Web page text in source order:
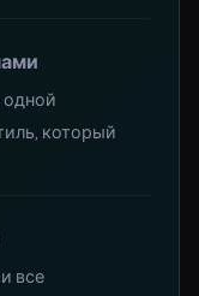
который
все